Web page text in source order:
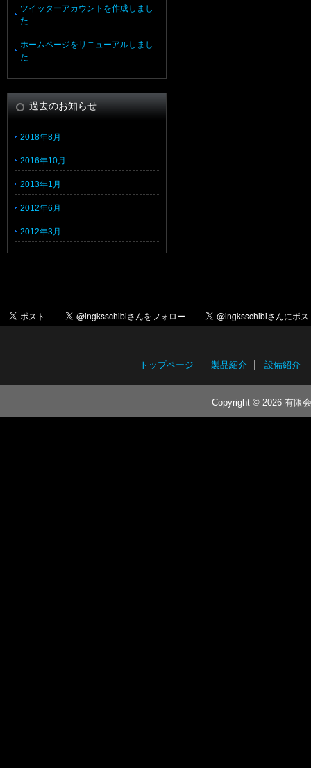
ツイッターアカウントを作成しまし
た
ホームページをリニューアルしまし
た
過去のお知らせ
2018年8月
2016年10月
2013年1月
2012年6月
2012年3月
トップページ 製品紹介 設備紹介
Copyright © 2026 有限